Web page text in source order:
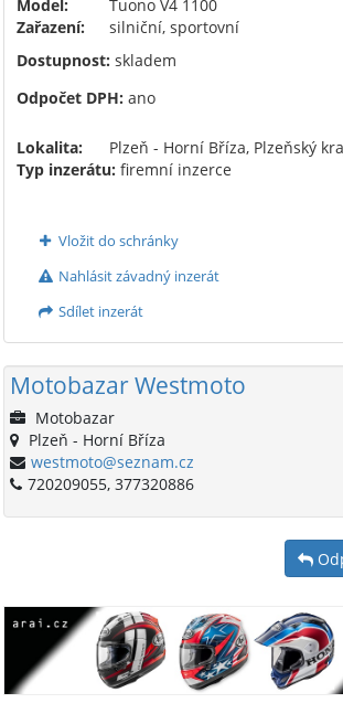
Model:
Tuono V4 1100
Zařazení:
silniční, sportovní
Dostupnost: skladem
Odpočet DPH: ano
Lokalita:
Plzeň - Horní Bříza, Plzeňský
Typ inzerátu: firemní inzerce
Vložit do schránky
Nahlásit závadný inzerát
Sdílet inzerát
Motobazar Westmoto
Motobazar
Plzeň - Horní Bříza
westmoto@seznam.cz
720209055, 377320886